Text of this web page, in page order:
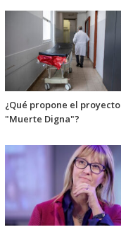
¿Qué propone el proyecto
"Muerte Digna"?